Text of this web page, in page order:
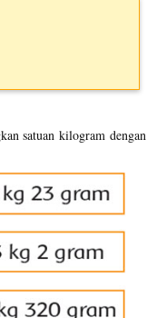
satuan kilogram dengan